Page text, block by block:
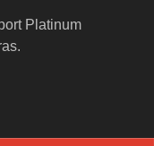
Platinum